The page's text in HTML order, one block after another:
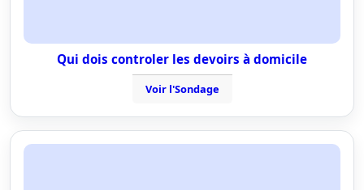
Qui dois controler les devoirs à domicile
Voir l'Sondage